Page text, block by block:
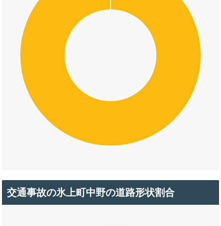
交通事故の氷上町中野の道路形状割合